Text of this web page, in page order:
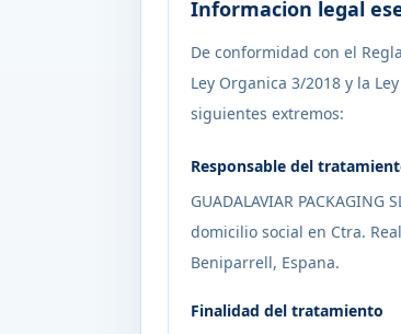
Informacion legal
De conformidad con el
Ley Organica 3/2018 y la
siguientes extremos:
Responsable del
GUADALAVIAR PACKAGING
domicilio social en Ctra.
Beniparrell, Espana.
Finalidad del tratamiento